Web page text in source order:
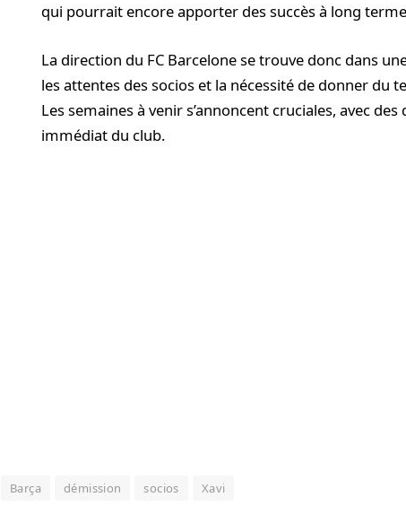
qui pourrait encore apporter des succès à long
La direction du FC Barcelone se trouve donc dans
les attentes des socios et la nécessité de donner du
Les semaines à venir s’annoncent cruciales, avec
immédiat du club.
Barça démission socios Xavi